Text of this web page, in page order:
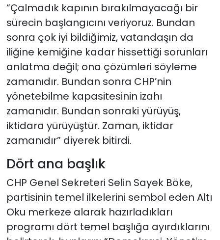
“Çalmadık kapının bırakılmayacağı bir
sürecin başlangıcını veriyoruz. Bundan
sonra çok iyi bildiğimiz, vatandaşın da
iliğine kemiğine kadar hissettiği sorunları
anlatma değil; ona çözümleri söyleme
zamanıdır. Bundan sonra CHP’nin
yönetebilme kapasitesinin izahı
zamanıdır. Bundan sonraki yürüyüş,
iktidara yürüyüştür. Zaman, iktidar
zamanıdır” diyerek bitirdi.
Dört ana başlık
CHP Genel Sekreteri Selin Sayek Böke,
partisinin temel ilkelerini sembol eden Altı
Oku merkeze alarak hazırladıkları
programı dört temel başlığa ayırdıklarını